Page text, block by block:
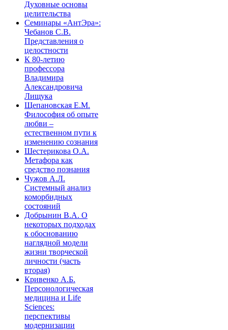
Духовные основы
целительства
Семинары «АнтЭра»:
Чебанов С.В.
Представления о
целостности
К 80-летию
профессора
Владимира
Александровича
Лищука
Щепановская Е.М.
Философия об опыте
любви –
естественном пути к
изменению сознания
Шестерикова О.А.
Метафора как
средство познания
Чужов А.Л.
Системный анализ
коморбидных
состояний
Добрынин В.А. О
некоторых подходах
к обоснованию
наглядной модели
жизни творческой
личности (часть
вторая)
Кривенко А.Б.
Персонологическая
медицина и Life
Sciences:
перспективы
модернизации